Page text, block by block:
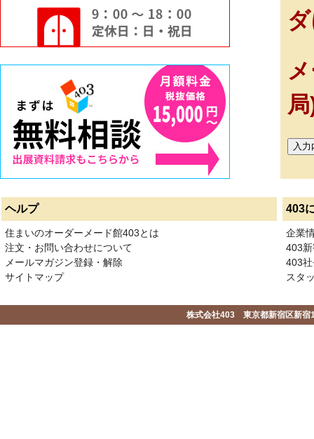
ヘルプ 403
住まいのオーダーメード館403とは
注文・お問い合わせについて
メールマガジン登録・解除
サイトマップ
企業
403
403
スタ
株式会社403 東京都新宿区新